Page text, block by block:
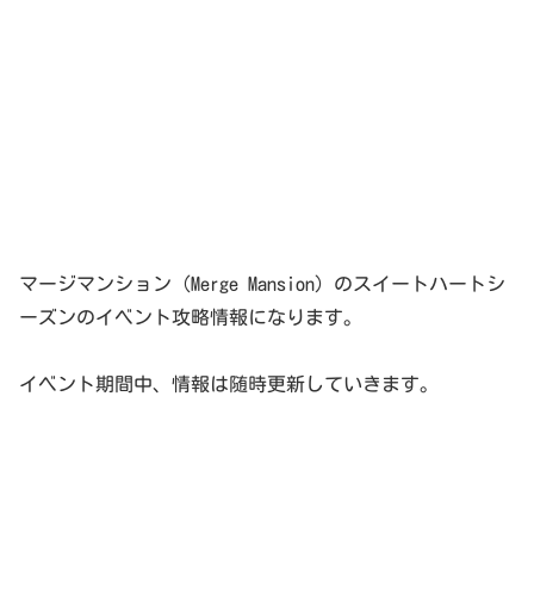
マージマンション（Merge Mansion）のスイートハートシ
ーズンのイベント攻略情報になります。
イベント期間中、情報は随時更新していきます。